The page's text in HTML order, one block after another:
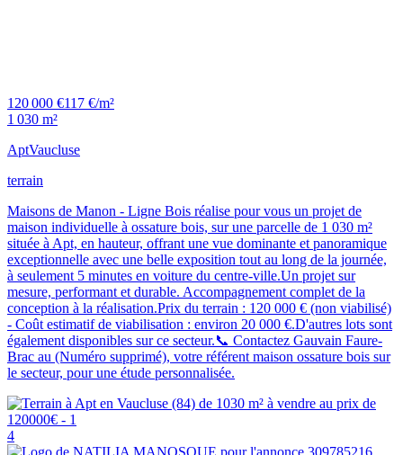
120 000 €117 €/m²
1 030 m²
AptVaucluse
terrain
Maisons de Manon - Ligne Bois réalise pour vous un projet de
maison individuelle à ossature bois, sur une parcelle de 1 030 m²
située à Apt, en hauteur, offrant une vue dominante et panoramique
exceptionnelle avec une belle exposition tout au long de la journée,
à seulement 5 minutes en voiture du centre-ville.Un projet sur
mesure, performant et durable. Accompagnement complet de la
conception à la réalisation.Prix du terrain : 120 000 € (non viabilisé)
- Coût estimatif de viabilisation : environ 20 000 €.D'autres lots sont
également disponibles sur ce secteur.📞 Contactez Gauvain Faure-
Brac au (Numéro supprimé), votre référent maison ossature bois sur
le secteur, pour une étude personnalisée.
4